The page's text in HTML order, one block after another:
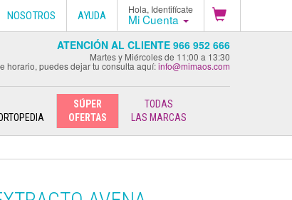
Hola, Identifícate
Mi Cuenta
AYUDA
NOSOTROS
ATENCIÓN AL CLIENTE 966 952 666
Martes y Miércoles de 11:00 a 13:30
horario, puedes dejar tu consulta aquí:info@mimaos.com
SÚPER
OFERTAS
TODAS
LAS MARCAS